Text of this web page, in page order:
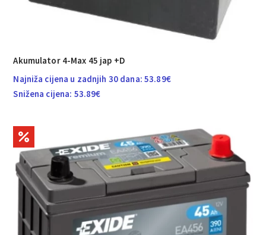
Akumulator 4-Max 45 jap +D
Najniža cijena u zadnjih 30 dana: 53.89€
Snižena cijena: 53.89€